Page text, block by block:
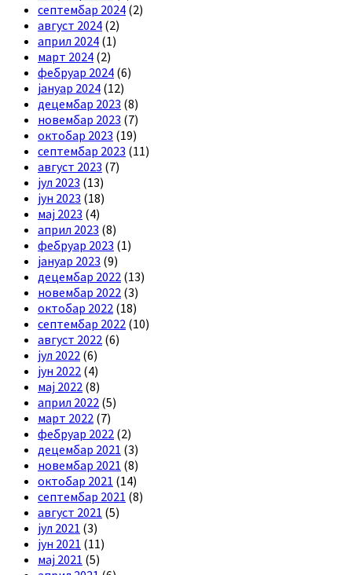
септембар 2024 (2)
август 2024 (2)
април 2024 (1)
март 2024 (2)
фебруар 2024 (6)
јануар 2024 (12)
децембар 2023 (8)
новембар 2023 (7)
октобар 2023 (19)
септембар 2023 (11)
август 2023 (7)
јул 2023 (13)
јун 2023 (18)
мај 2023 (4)
април 2023 (8)
фебруар 2023 (1)
јануар 2023 (9)
децембар 2022 (13)
новембар 2022 (3)
октобар 2022 (18)
септембар 2022 (10)
август 2022 (6)
јул 2022 (6)
јун 2022 (4)
мај 2022 (8)
април 2022 (5)
март 2022 (7)
фебруар 2022 (2)
децембар 2021 (3)
новембар 2021 (8)
октобар 2021 (14)
септембар 2021 (8)
август 2021 (5)
јул 2021 (3)
јун 2021 (11)
мај 2021 (5)